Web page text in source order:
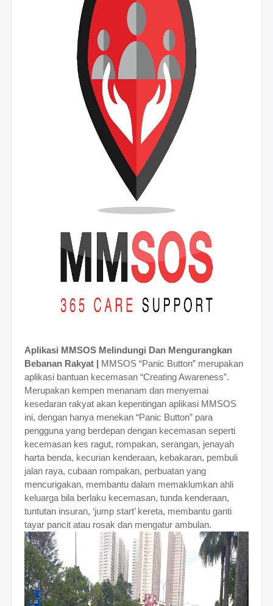
Aplikasi MMSOS Melindungi Dan Mengurangkan
Bebanan Rakyat | MMSOS “Panic Button” merupakan
aplikasi bantuan kecemasan “Creating Awareness”.
Merupakan kempen menanam dan menyemai
kesedaran rakyat akan kepentingan aplikasi MMSOS
ini, dengan hanya menekan “Panic Button” para
pengguna yang berdepan dengan kecemasan seperti
kecemasan kes ragut, rompakan, serangan, jenayah
harta benda, kecurian kenderaan, kebakaran, pembuli
jalan raya, cubaan rompakan, perbuatan yang
mencurigakan, membantu dalam memaklumkan ahli
keluarga bila berlaku kecemasan, tunda kenderaan,
tuntutan insuran, ‘jump start’ kereta, membantu ganti
tayar pancit atau rosak dan mengatur ambulan.